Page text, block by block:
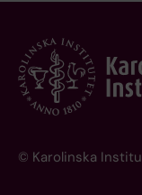
© Karolinska